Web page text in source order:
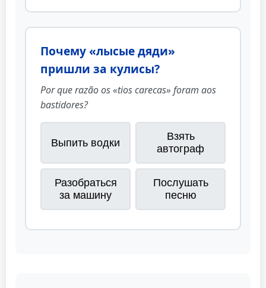
Почему «лысые дяди»
пришли за кулисы?
Por que razão os «tios carecas» foram aos
bastidores?
Выпить водки
Взять
автограф
Разобраться
за машину
Послушать
песню